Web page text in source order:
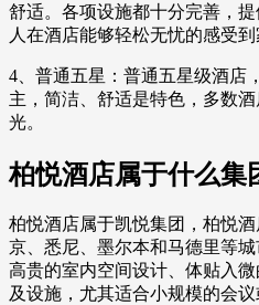
舒适。各项设施都十分完善，
人在酒店能够轻松无忧的感受到
4、普通五星：普通五星级酒店
主，简洁、舒适是特色，多数
光。
柏悦酒店属于什么集
柏悦酒店属于凯悦集团，柏悦
京、悉尼、墨尔本和马德里等
高贵的室内空间设计、体贴入
及设施，尤其适合小规模的会